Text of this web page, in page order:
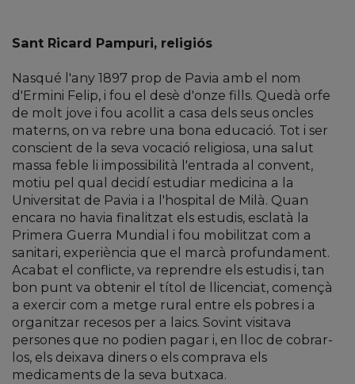
Sant Ricard Pampuri, religiós
Nasqué l'any 1897 prop de Pavia amb el nom
d'Ermini Felip, i fou el desè d'onze fills. Quedà orfe
de molt jove i fou acollit a casa dels seus oncles
materns, on va rebre una bona educació. Tot i ser
conscient de la seva vocació religiosa, una salut
massa feble li impossibilità l'entrada al convent,
motiu pel qual decidí estudiar medicina a la
Universitat de Pavia i a l'hospital de Milà. Quan
encara no havia finalitzat els estudis, esclatà la
Primera Guerra Mundial i fou mobilitzat com a
sanitari, experiència que el marcà profundament.
Acabat el conflicte, va reprendre els estudis i, tan
bon punt va obtenir el títol de llicenciat, començà
a exercir com a metge rural entre els pobres i a
organitzar recesos per a laics. Sovint visitava
persones que no podien pagar i, en lloc de cobrar-
los, els deixava diners o els comprava els
medicaments de la seva butxaca.